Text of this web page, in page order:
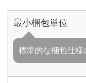
最小梱包単位
標準的な梱包仕様